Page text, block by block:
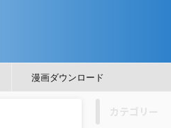
漫画ダウンロード